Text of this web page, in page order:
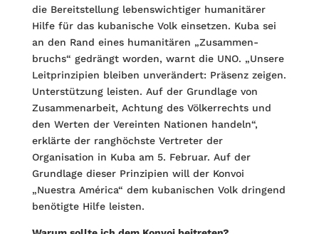
die Bereitstellung lebenswichtiger humanitärer
Hilfe für das kubani­sche Volk einsetzen. Kuba sei
an den Rand eines humanitären „Zusammen­
bruchs“ gedrängt worden, warnt die UNO. „Unsere
Leitprinzipien bleiben unver­ändert: Präsenz zeigen.
Unterstützung leisten. Auf der Grundlage von
Zusammen­arbeit, Achtung des Völkerrechts und
den Werten der Vereinten Nationen handeln“,
erklärte der ranghöchste Vertreter der
Organisation in Kuba am 5. Februar. Auf der
Grundlage dieser Prinzipien will der Konvoi
„Nuestra América“ dem kubanischen Volk dringend
benötigte Hilfe leisten.